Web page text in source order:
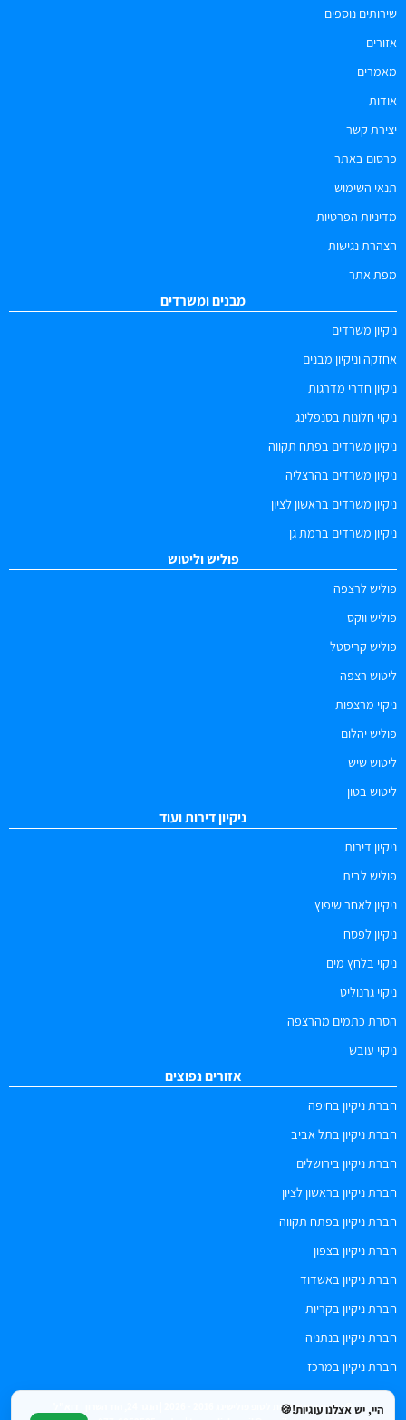
שירותים נוספים
אזורים
מאמרים
אודות
יצירת קשר
פרסום באתר
תנאי השימוש
מדיניות הפרטיות
הצהרת נגישות
מפת אתר
מבנים ומשרדים
ניקיון משרדים
אחזקה וניקיון מבנים
ניקיון חדרי מדרגות
ניקוי חלונות בסנפלינג
ניקיון משרדים בפתח תקווה
ניקיון משרדים בהרצליה
ניקיון משרדים בראשון לציון
ניקיון משרדים ברמת גן
פוליש וליטוש
פוליש לרצפה
פוליש ווקס
פוליש קריסטל
ליטוש רצפה
ניקוי מרצפות
פוליש יהלום
ליטוש שיש
ליטוש בטון
ניקיון דירות ועוד
ניקיון דירות
פוליש לבית
ניקיון לאחר שיפוץ
ניקיון לפסח
ניקוי בלחץ מים
ניקוי גרנוליט
הסרת כתמים מהרצפה
ניקוי עובש
אזורים נפוצים
חברת ניקיון בחיפה
חברת ניקיון בתל אביב
חברת ניקיון בירושלים
חברת ניקיון בראשון לציון
חברת ניקיון בפתח תקווה
חברת ניקיון בצפון
חברת ניקיון באשדוד
חברת ניקיון בקריות
חברת ניקיון בנתניה
חברת ניקיון במרכז
היי, יש אצלנו עוגיות!🍪